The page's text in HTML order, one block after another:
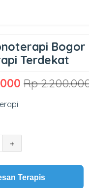
Bogor
Terdekat
Rp
+
Terapis